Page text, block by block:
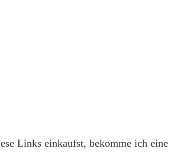
Links einkaufst, bekomme ich eine